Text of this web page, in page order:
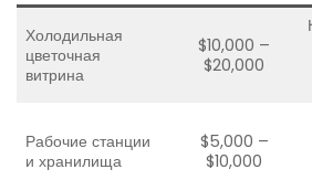
Холодильная
цветочная
витрина
$10,000 –
$20,000
Рабочие станции
и хранилища
$5,000 –
$10,000